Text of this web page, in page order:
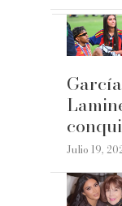
Julio 19,